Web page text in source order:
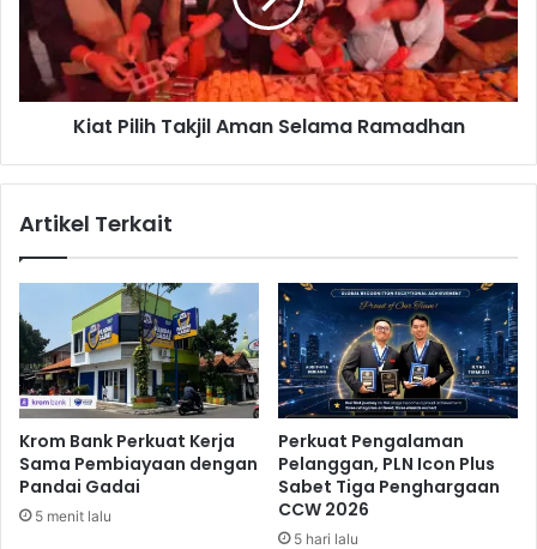
o
l
d
a
n
P
e
l
k
h
i
a
n
S
e
a
m
R
Kiat Pilih Takjil Aman Selama Ramadhan
Artikel Terkait
Krom Bank Perkuat Kerja
Sama Pembiayaan dengan
Pandai Gadai
5 menit lalu
Perkuat Pengalaman
Pelanggan, PLN Icon Plus
Sabet Tiga Penghargaan
CCW 2026
5 hari lalu